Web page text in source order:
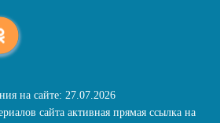
на сайте: 27.07.2026
сайта активная прямая ссылка на